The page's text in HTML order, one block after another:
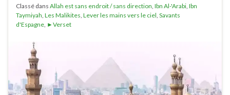
Classé dans Allah est sans endroit / sans direction, Ibn Al-'Arabi, Ibn
Taymiyah, Les Malikites, Lever les mains vers le ciel, Savants
d'Espagne, ►Verset